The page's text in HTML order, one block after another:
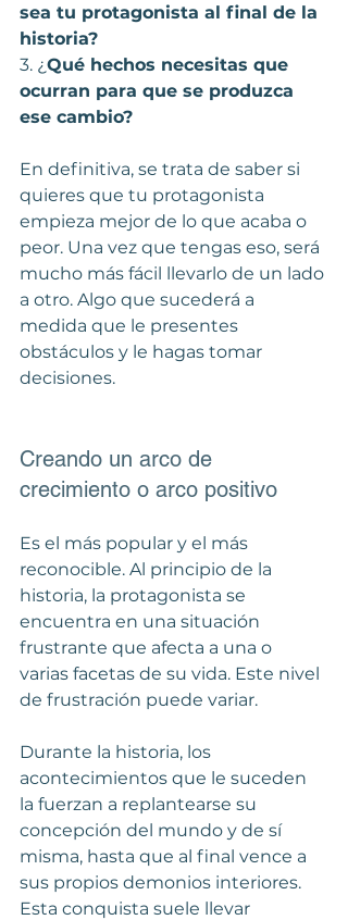
sea tu protagonista al final de la
historia?
3. ¿Qué hechos necesitas que
ocurran para que se produzca
ese cambio?
En definitiva, se trata de saber si
quieres que tu protagonista
empieza mejor de lo que acaba o
peor. Una vez que tengas eso, será
mucho más fácil llevarlo de un lado
a otro. Algo que sucederá a
medida que le presentes
obstáculos y le hagas tomar
decisiones.
Creando un arco de
crecimiento o arco positivo
Es el más popular y el más
reconocible. Al principio de la
historia, la protagonista se
encuentra en una situación
frustrante que afecta a una o
varias facetas de su vida. Este nivel
de frustración puede variar.
Durante la historia, los
acontecimientos que le suceden
la fuerzan a replantearse su
concepción del mundo y de sí
misma, hasta que al final vence a
sus propios demonios interiores.
Esta conquista suele llevar